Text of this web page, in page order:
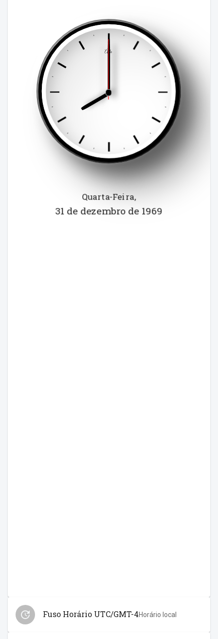
Ada
Quarta-Feira,
31 de dezembro de 1969
Fuso Horário UTC/GMT-4Horário local